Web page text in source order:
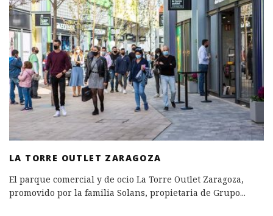
LA TORRE OUTLET ZARAGOZA
El parque comercial y de ocio La Torre Outlet Zaragoza,
promovido por la familia Solans, propietaria de Grupo...